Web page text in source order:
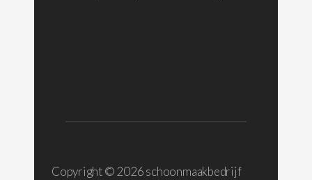
Copyright © 2026 schoonmaakbedrijf